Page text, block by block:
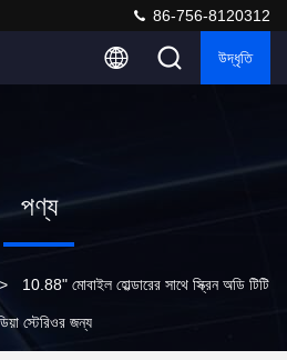
86-756-8120312
উদ্ধৃতি
পণ্য
> 10.88" মোবাইল হোল্ডারের সাথে স্ক্রিন অডি টিটি
স্টেরিওর জন্য